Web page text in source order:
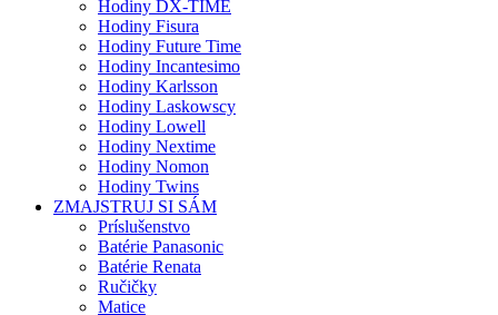
Hodiny DX-TIME
Hodiny Fisura
Hodiny Future Time
Hodiny Incantesimo
Hodiny Karlsson
Hodiny Laskowscy
Hodiny Lowell
Hodiny Nextime
Hodiny Nomon
Hodiny Twins
ZMAJSTRUJ SI SÁM
Príslušenstvo
Batérie Panasonic
Batérie Renata
Ručičky
Matice